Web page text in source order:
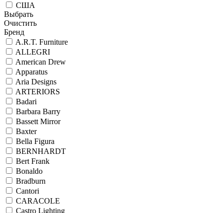
США
Выбрать
Очистить
Бренд
A.R.T. Furniture
ALLEGRI
American Drew
Apparatus
Aria Designs
ARTERIORS
Badari
Barbara Barry
Bassett Mirror
Baxter
Bella Figura
BERNHARDT
Bert Frank
Bonaldo
Bradburn
Cantori
CARACOLE
Castro Lighting